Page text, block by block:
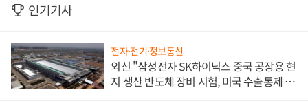
인기기사
전자·전기·정보통신
외신 "삼성전자 SK하이닉스 중국 공장용 현
지 생산 반도체 장비 시험, 미국 수출통제 대